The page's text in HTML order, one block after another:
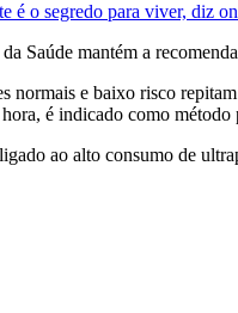
é o segredo para viver, diz
Saúde mantém a
normais e baixo risco
é indicado como método
ao alto consumo de